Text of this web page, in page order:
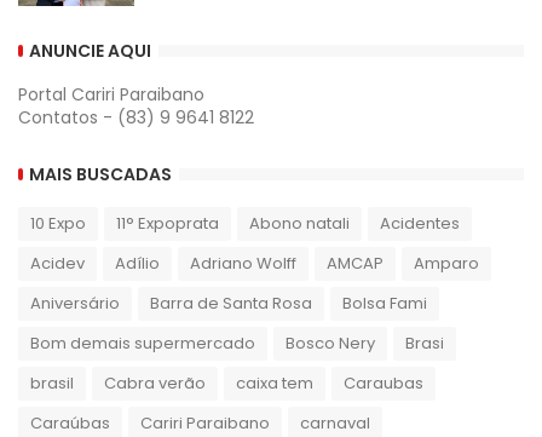
ANUNCIE AQUI
Portal Cariri Paraibano
Contatos - (83) 9 9641 8122
MAIS BUSCADAS
10 Expo 11° Expoprata Abono natali
Acidentes
Acidev
Adílio Adriano Wolff AMCAP
Amparo
Aniversário
Barra de Santa Rosa
Bolsa Fami
Bom demais supermercado
Bosco Nery
Brasi
brasil
Cabra verão caixa tem
Caraubas
Caraúbas
Cariri Paraibano
carnaval